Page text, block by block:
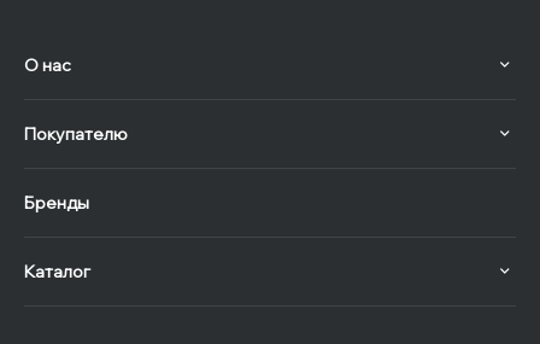
О нас
Покупателю
Бренды
Каталог